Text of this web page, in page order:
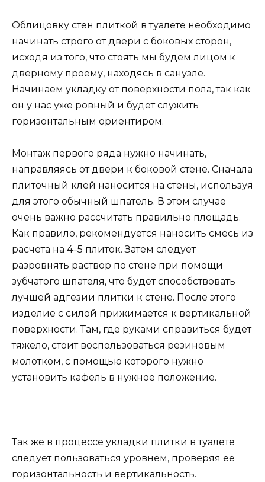
Облицовку стен плиткой в туалете необходимо
начинать строго от двери с боковых сторон,
исходя из того, что стоять мы будем лицом к
дверному проему, находясь в санузле.
Начинаем укладку от поверхности пола, так как
он у нас уже ровный и будет служить
горизонтальным ориентиром.
Монтаж первого ряда нужно начинать,
направляясь от двери к боковой стене. Сначала
плиточный клей наносится на стены, используя
для этого обычный шпатель. В этом случае
очень важно рассчитать правильно площадь.
Как правило, рекомендуется наносить смесь из
расчета на 4–5 плиток. Затем следует
разровнять раствор по стене при помощи
зубчатого шпателя, что будет способствовать
лучшей адгезии плитки к стене. После этого
изделие с силой прижимается к вертикальной
поверхности. Там, где руками справиться будет
тяжело, стоит воспользоваться резиновым
молотком, с помощью которого нужно
установить кафель в нужное положение.
Так же в процессе укладки плитки в туалете
следует пользоваться уровнем, проверяя ее
горизонтальность и вертикальность.